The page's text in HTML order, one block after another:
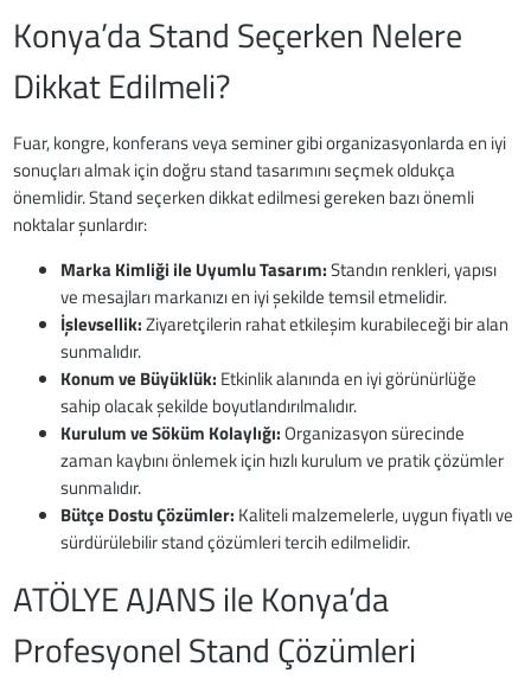
Konya’da Stand Seçerken Nelere
Dikkat Edilmeli?
Fuar, kongre, konferans veya seminer gibi organizasyonlarda en iyi
sonuçları almak için doğru stand tasarımını seçmek oldukça
önemlidir. Stand seçerken dikkat edilmesi gereken bazı önemli
noktalar şunlardır:
Marka Kimliği ile Uyumlu Tasarım:Standın renkleri, yapısı
ve mesajları markanızı en iyi şekilde temsil etmelidir.
İşlevsellik:Ziyaretçilerin rahat etkileşim kurabileceği bir alan
sunmalıdır.
Konum ve Büyüklük: Etkinlik alanında en iyi görünürlüğe
sahip olacak şekilde boyutlandırılmalıdır.
Kurulum ve Söküm Kolaylığı:Organizasyon sürecinde
zaman kaybını önlemek için hızlı kurulum ve pratik çözümler
sunmalıdır.
Bütçe Dostu Çözümler: Kaliteli malzemelerle, uygun fiyatlı ve
sürdürülebilir stand çözümleri tercih edilmelidir.
ATÖLYE AJANS ile Konya’da
Profesyonel Stand Çözümleri